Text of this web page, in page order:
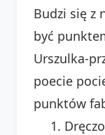
Budzi się z
być
Urszulka-
poecie
punktów